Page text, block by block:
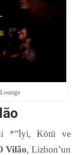
*”İyi, Kötü ve
Vilão, Lizbon’un